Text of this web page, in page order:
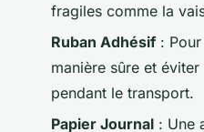
fragiles comme la
Ruban Adhésif :
manière sûre et éviter
pendant le transport.
Papier Journal : Une